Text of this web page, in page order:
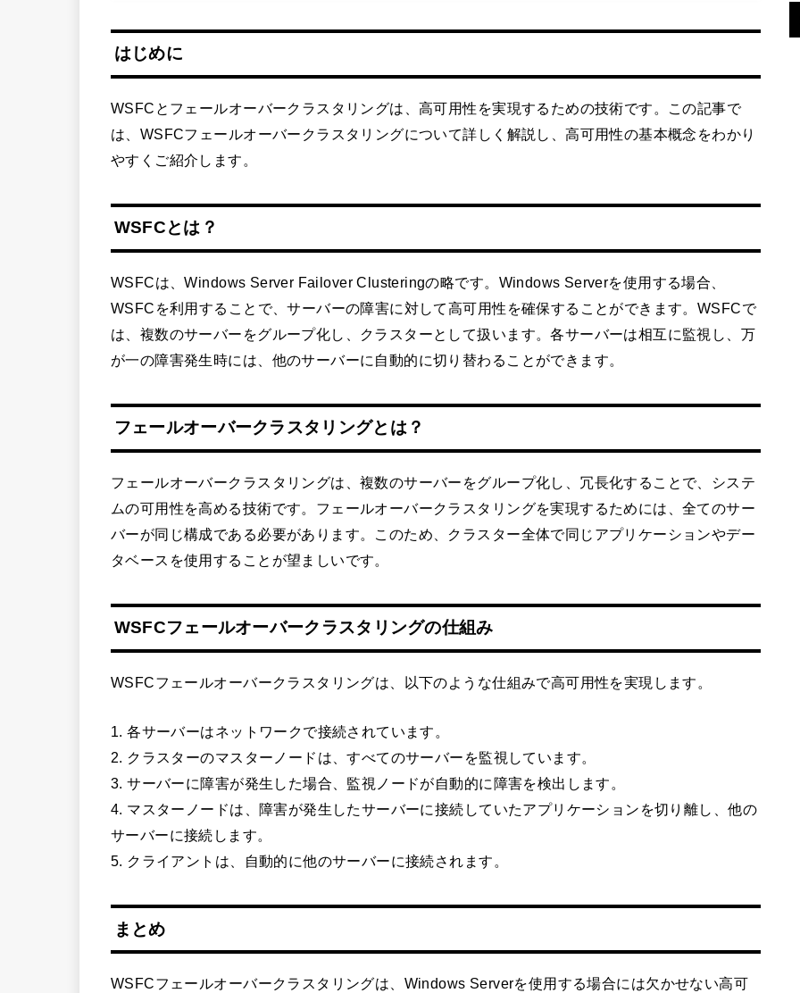
はじめに
WSFCとフェールオーバークラスタリングは、高可用性を実現するための技術です。この記事で
は、WSFCフェールオーバークラスタリングについて詳しく解説し、高可用性の基本概念をわかり
やすくご紹介します。
WSFCとは？
WSFCは、Windows Server Failover Clusteringの略です。Windows Serverを使用する場合、
WSFCを利用することで、サーバーの障害に対して高可用性を確保することができます。WSFCで
は、複数のサーバーをグループ化し、クラスターとして扱います。各サーバーは相互に監視し、万
が一の障害発生時には、他のサーバーに自動的に切り替わることができます。
フェールオーバークラスタリングとは？
フェールオーバークラスタリングは、複数のサーバーをグループ化し、冗長化することで、システ
ムの可用性を高める技術です。フェールオーバークラスタリングを実現するためには、全てのサー
バーが同じ構成である必要があります。このため、クラスター全体で同じアプリケーションやデー
タベースを使用することが望ましいです。
WSFCフェールオーバークラスタリングの仕組み
WSFCフェールオーバークラスタリングは、以下のような仕組みで高可用性を実現します。
1. 各サーバーはネットワークで接続されています。
2. クラスターのマスターノードは、すべてのサーバーを監視しています。
3. サーバーに障害が発生した場合、監視ノードが自動的に障害を検出します。
4. マスターノードは、障害が発生したサーバーに接続していたアプリケーションを切り離し、他の
サーバーに接続します。
5. クライアントは、自動的に他のサーバーに接続されます。
まとめ
WSFCフェールオーバークラスタリングは、Windows Serverを使用する場合には欠かせない高可